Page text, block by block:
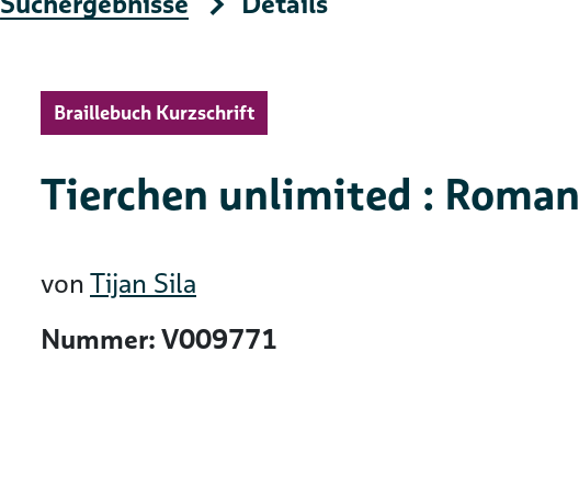
Braillebuch Kurzschrift
Tierchen unlimited : Roman
vonTijan Sila
Nummer: V009771